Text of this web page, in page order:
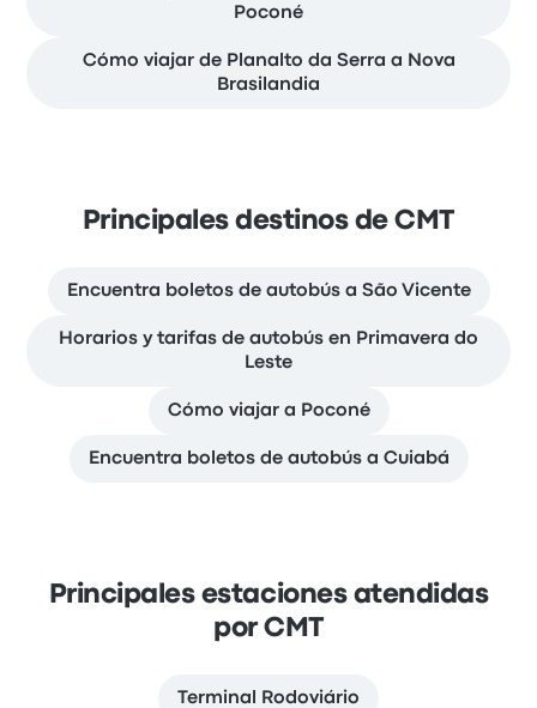
Poconé
Cómo viajar de Planalto da Serra a Nova
Brasilandia
Principales destinos de CMT
Encuentra boletos de autobús a São Vicente
Horarios y tarifas de autobús en Primavera do
Leste
Cómo viajar a Poconé
Encuentra boletos de autobús a Cuiabá
Principales estaciones atendidas
por CMT
Terminal Rodoviário